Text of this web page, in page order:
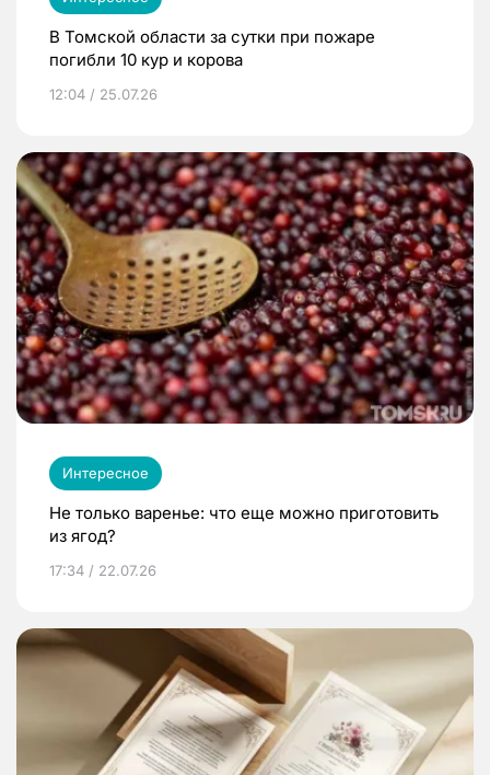
В Томской области за сутки при пожаре
погибли 10 кур и корова
12:04 / 25.07.26
Интересное
Не только варенье: что еще можно приготовить
из ягод?
17:34 / 22.07.26